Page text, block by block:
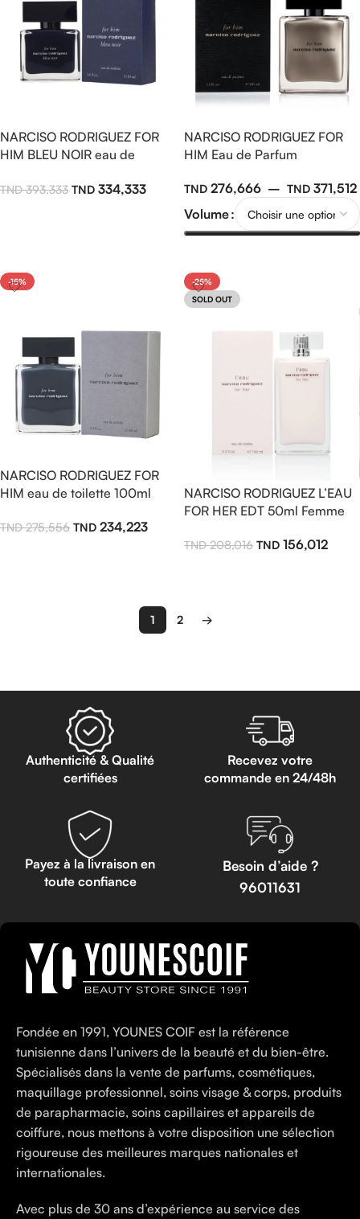
NARCISO RODRIGUEZ FOR
HIM BLEU NOIR eau de
393,333 334,333
NARCISO RODRIGUEZ FOR
HIM Eau de Parfum
276,666 – 371,512
Volume
-15%
NARCISO RODRIGUEZ FOR
HIM eau de toilette 100ml
275,556 234,223
-25%
SOLD OUT
NARCISO RODRIGUEZ L’EAU
FOR HER EDT 50ml Femme
208,016 156,012
1 2 →
Authenticité & Qualité
certifiées
Recevez votre
commande en 24/48h
Payez à la livraison en
toute confiance
Besoin d’aide ?
96011631
Fondée en 1991, YOUNES COIF est la référence
tunisienne dans l’univers de la beauté et du bien-être.
Spécialisés dans la vente de parfums, cosmétiques,
maquillage professionnel, soins visage & corps, produits
de parapharmacie, soins capillaires et appareils de
coiffure, nous mettons à votre disposition une sélection
rigoureuse des meilleures marques nationales et
internationales.
Avec plus de 30 ans d’expérience au service des